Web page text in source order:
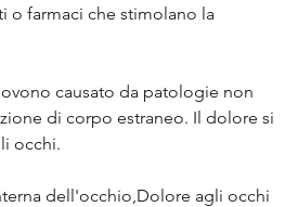
o farmaci che stimolano la
causato da patologie non
di corpo estraneo. Il dolore si
occhi.
dell'occhio,Dolore agli occhi